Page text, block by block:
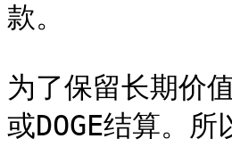
款。
为了保留长期价
或DOGE结算。